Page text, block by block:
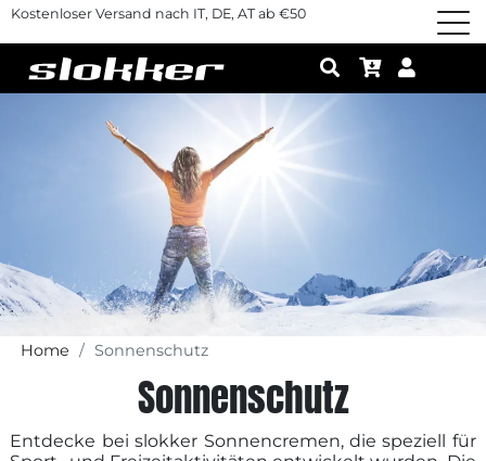
Kostenloser Versand nach IT, DE, AT ab €50
Home Sonnenschutz
Sonnenschutz
Entdecke bei slokker Sonnencremen, die speziell für